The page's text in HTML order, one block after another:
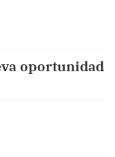
oportunidad